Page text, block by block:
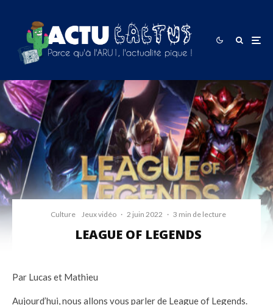
Culture Jeux vidéo · 2 juin 2022 · 3 min de lecture
LEAGUE OF LEGENDS
Par Lucas et Mathieu
Aujourd’hui, nous allons vous parler de League of Legends.